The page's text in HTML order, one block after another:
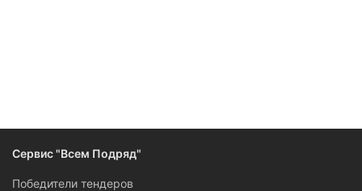
Сервис "Всем Подряд"
Победители тендеров